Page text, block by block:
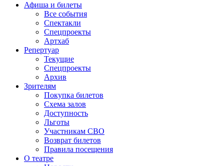
Афиша и билеты
Все события
Спектакли
Спецпроекты
Артхаб
Репертуар
Текущие
Спецпроекты
Архив
Зрителям
Покупка билетов
Схема залов
Доступность
Льготы
Участникам СВО
Возврат билетов
Правила посещения
О театре